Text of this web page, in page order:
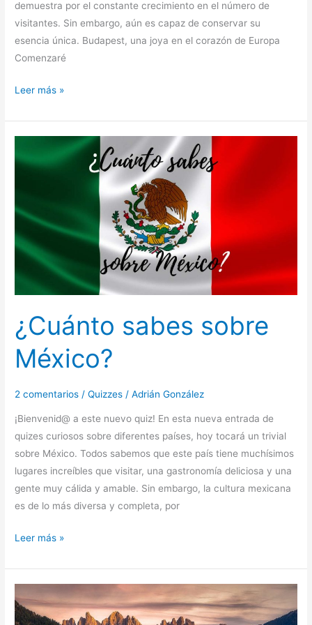
demuestra por el constante crecimiento en el número de
visitantes. Sin embargo, aún es capaz de conservar su
esencia única. Budapest, una joya en el corazón de Europa
Comenzaré
Leer más »
¿Cuánto sabes sobre
México?
2 comentarios /Quizzes /Adrián González
¡Bienvenid@ a este nuevo quiz! En esta nueva entrada de
quizes curiosos sobre diferentes países, hoy tocará un trivial
sobre México. Todos sabemos que este país tiene muchísimos
lugares increíbles que visitar, una gastronomía deliciosa y una
gente muy cálida y amable. Sin embargo, la cultura mexicana
es de lo más diversa y completa, por
sabes
Leer más »
pueblos